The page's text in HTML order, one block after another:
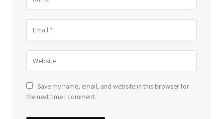
Save my name, email, and website in this browser for
the next time I comment.